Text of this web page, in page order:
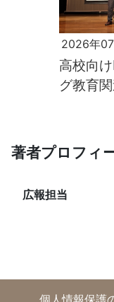
2026年
高校向
グ教育
著者プロフィ
広報担当
個人情報保護